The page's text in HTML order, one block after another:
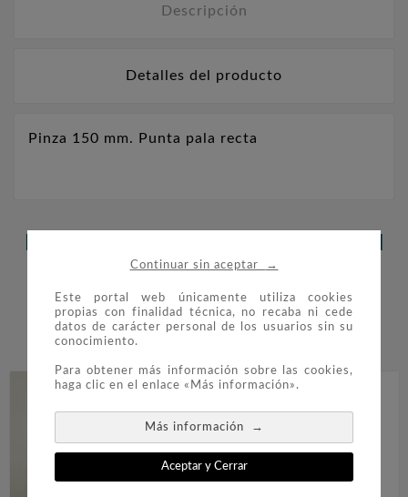
Continuar sin aceptar →
Este portal web únicamente utiliza cookies
propias con finalidad técnica, no recaba ni cede
datos de carácter personal de los usuarios sin su
conocimiento.
Para obtener más información sobre las cookies,
haga clic en el enlace «Más información».
Más información →
Aceptar y Cerrar
Descripción
Detalles del producto
Pinza 150 mm. Punta pala recta
ESTE PRODUCTO TAMBIÉN
COMPRARON: